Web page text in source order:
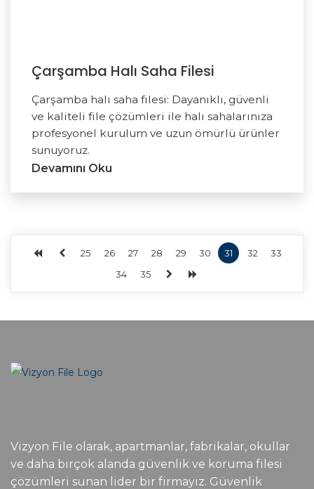
Çarşamba Halı Saha Filesi
Çarşamba halı saha filesi: Dayanıklı, güvenli
ve kaliteli file çözümleri ile halı sahalarınıza
profesyonel kurulum ve uzun ömürlü ürünler
sunuyoruz.
Devamını Oku
25 26 27 28 29 30 31 32
33
34
35
Vizyon File olarak, apartmanlar, fabrikalar, okullar
ve daha birçok alanda güvenlik ve koruma filesi
çözümleri sunan lider bir firmayız. Güvenlik